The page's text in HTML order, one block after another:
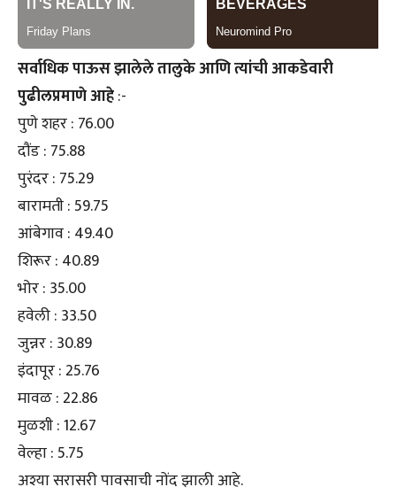
सर्वाधिक पाऊस झालेले तालुके आणि त्यांची आकडेवारी
पुढीलप्रमाणे आहे:-
पुणे शहर : 76.00
दौंड : 75.88
पुरंदर : 75.29
बारामती : 59.75
आंबेगाव : 49.40
शिरूर : 40.89
भोर : 35.00
हवेली : 33.50
जुन्नर : 30.89
इंदापूर : 25.76
मावळ : 22.86
मुळशी : 12.67
वेल्हा : 5.75
अश्या सरासरी पावसाची नोंद झाली आहे.